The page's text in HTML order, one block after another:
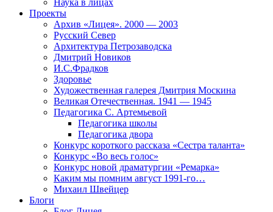
Наука в лицах
Проекты
Архив «Лицея». 2000 — 2003
Русский Север
Архитектура Петрозаводска
Дмитрий Новиков
И.С.Фрадков
Здоровье
Художественная галерея Дмитрия Москина
Великая Отечественная. 1941 — 1945
Педагогика С. Артемьевой
Педагогика школы
Педагогика двора
Конкурс короткого рассказа «Сестра таланта»
Конкурс «Во весь голос»
Конкурс новой драматургии «Ремарка»
Каким мы помним август 1991-го…
Михаил Швейцер
Блоги